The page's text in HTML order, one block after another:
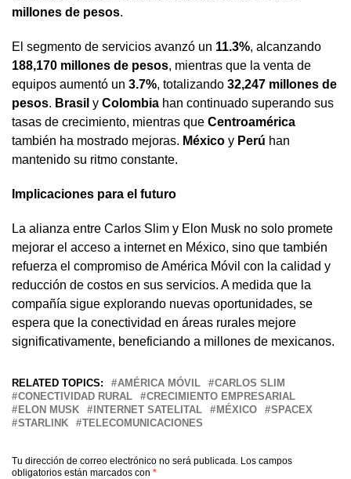
millones de pesos.
El segmento de servicios avanzó un 11.3%, alcanzando
188,170 millones de pesos, mientras que la venta de
equipos aumentó un 3.7%, totalizando 32,247 millones de
pesos. Brasil y Colombia han continuado superando sus
tasas de crecimiento, mientras que Centroamérica
también ha mostrado mejoras. México y Perú han
mantenido su ritmo constante.
Implicaciones para el futuro
La alianza entre Carlos Slim y Elon Musk no solo promete
mejorar el acceso a internet en México, sino que también
refuerza el compromiso de América Móvil con la calidad y
reducción de costos en sus servicios. A medida que la
compañía sigue explorando nuevas oportunidades, se
espera que la conectividad en áreas rurales mejore
significativamente, beneficiando a millones de mexicanos.
RELATED TOPICS: AMÉRICA MÓVIL
CARLOS SLIM
CONECTIVIDAD RURAL
CRECIMIENTO EMPRESARIAL
ELON MUSK
INTERNET SATELITAL MÉXICO
SPACEX
STARLINK
TELECOMUNICACIONES
Tu dirección de correo electrónico no será publicada. Los campos
obligatorios están marcados con *